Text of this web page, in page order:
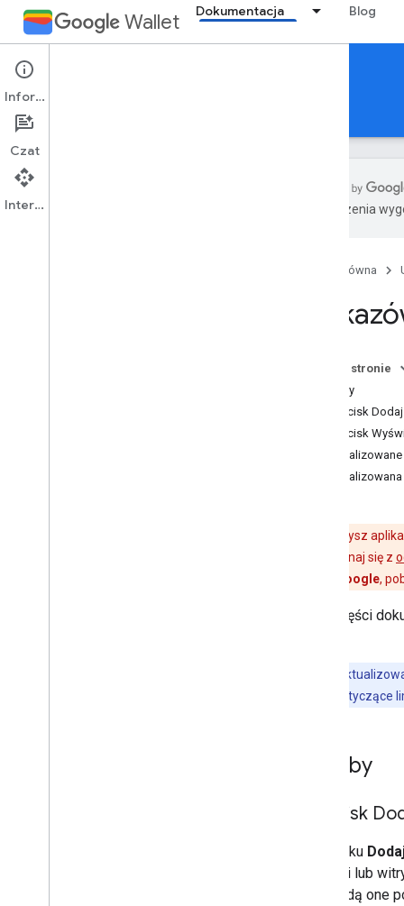
Wallet Dokumentacja Blog
Generic pass
Przewodniki
Tłumaczenia
Strona główna
Na tej stronie
Zasoby
Przycisk
Przycisk
Jeśli tworzysz
krajach. Zapoznaj się z
do Portfela Google,
Z tej części
wymagania dotyczące
Zasoby
Przycisk
Przycisku
aplikacji lub
API. Będą
Informacje
Czat
Interfejs API